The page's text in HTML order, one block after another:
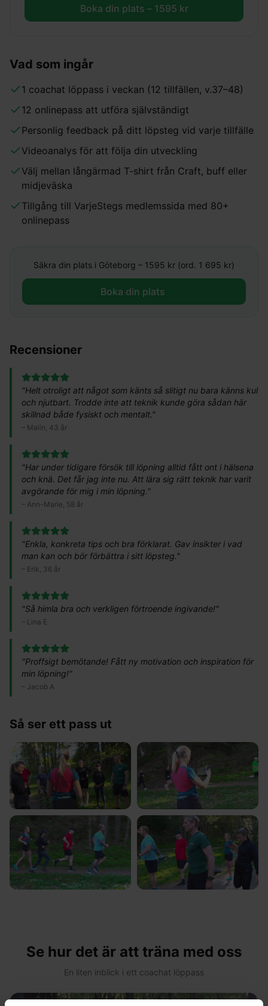
Boka din plats – 1595 kr
Vad som ingår
1 coachat löppass i veckan (12 tillfällen, v.37–48)
12 onlinepass att utföra självständigt
Personlig feedback på ditt löpsteg vid varje tillfälle
Videoanalys för att följa din utveckling
Välj mellan långärmad T-shirt från Craft, buff eller
midjeväska
Tillgång till VarjeStegs medlemssida med 80+
onlinepass
Säkra din plats i Göteborg – 1595 kr (ord. 1 695 kr)
Boka din plats ​
Recensioner
"Helt otroligt att något som känts så slitigt nu bara känns kul
och njutbart. Trodde inte att teknik kunde göra sådan här
skillnad både fysiskt och mentalt."
– Malin, 43 år
"Har under tidigare försök till löpning alltid fått ont i hälsena
och knä. Det får jag inte nu. Att lära sig rätt teknik har varit
avgörande för mig i min löpning."
– Ann-Marie, 58 år
"Enkla, konkreta tips och bra förklarat. Gav insikter i vad
man kan och bör förbättra i sitt löpsteg."
– Erik, 36 år
"Så himla bra och verkligen förtroende ingivande!"
– Lina E
"Proffsigt bemötande! Fått ny motivation och inspiration för
min löpning!"
– Jacob A
Så ser ett pass ut
Se hur det är att träna med oss
En liten inblick i ett coachat löppass